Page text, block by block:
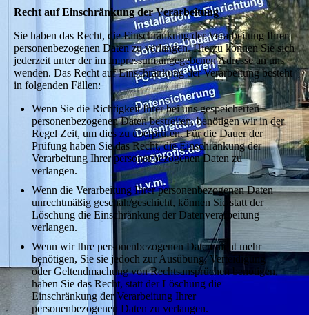
Recht auf Einschränkung der Verarbeitung
Sie haben das Recht, die Einschränkung der Verarbeitung Ihrer
personenbezogenen Daten zu verlangen. Hierzu können Sie sich
jederzeit unter der im Impressum angegebenen Adresse an uns
wenden. Das Recht auf Einschränkung der Verarbeitung besteht
in folgenden Fällen:
Wenn Sie die Richtigkeit Ihrer bei uns gespeicherten
personenbezogenen Daten bestreiten, benötigen wir in der
Regel Zeit, um dies zu überprüfen. Für die Dauer der
Prüfung haben Sie das Recht, die Einschränkung der
Verarbeitung Ihrer personenbezogenen Daten zu
verlangen.
Wenn die Verarbeitung Ihrer personenbezogenen Daten
unrechtmäßig geschah/geschieht, können Sie statt der
Löschung die Einschränkung der Datenverarbeitung
verlangen.
Wenn wir Ihre personenbezogenen Daten nicht mehr
benötigen, Sie sie jedoch zur Ausübung, Verteidigung
oder Geltendmachung von Rechtsansprüchen benötigen,
haben Sie das Recht, statt der Löschung die
Einschränkung der Verarbeitung Ihrer
personenbezogenen Daten zu verlangen.